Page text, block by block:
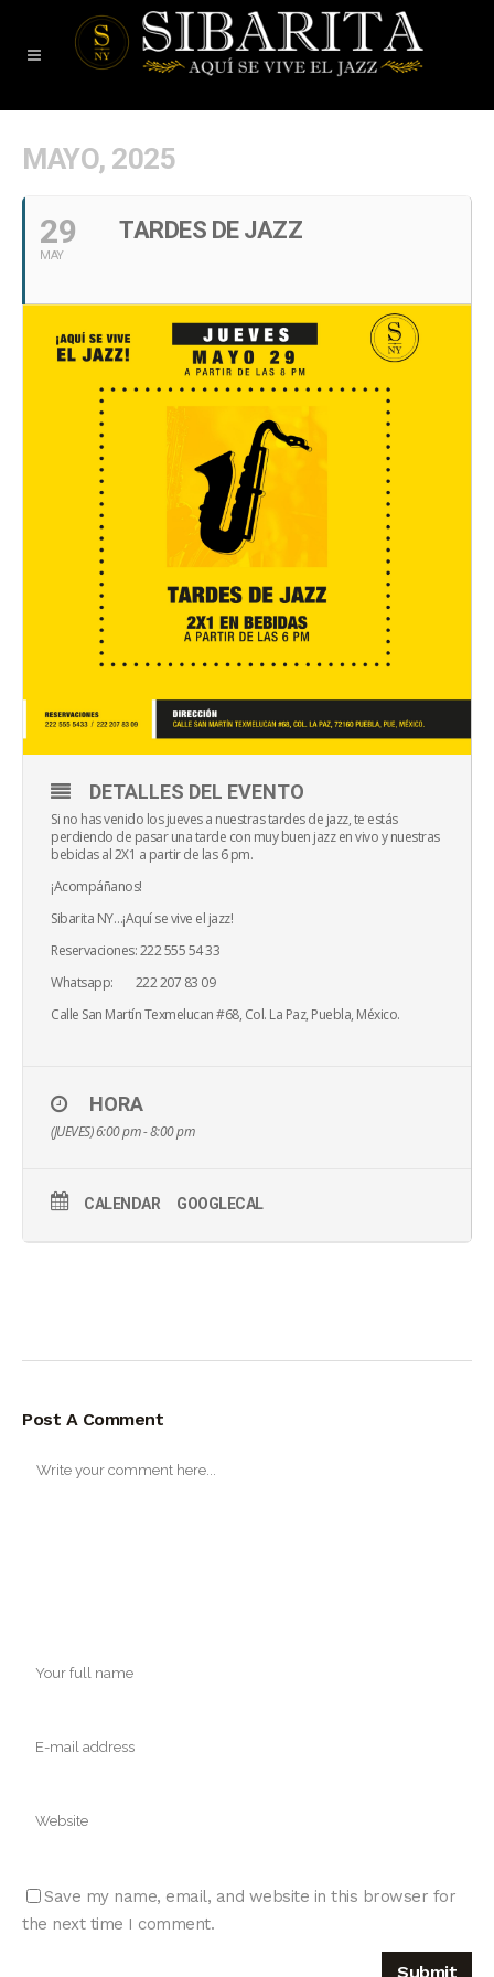
MAYO, 2025
29
MAY
TARDES DE JAZZ
DETALLES DEL EVENTO
Si no has venido los jueves a nuestras tardes de jazz, te estás
perdiendo de pasar una tarde con muy buen jazz en vivo y nuestras
bebidas al 2X1 a partir de las 6 pm.
¡Acompáñanos!
Sibarita NY…¡Aquí se vive el jazz!
Reservaciones: 222 555 54 33
Whatsapp: 222 207 83 09
Calle San Martín Texmelucan #68, Col. La Paz, Puebla, México.
HORA
(JUEVES) 6:00 pm - 8:00 pm
CALENDAR GOOGLECAL
Post A Comment
Save my name, email, and website in this browser for
the next time I comment.